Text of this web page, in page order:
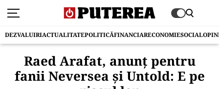
DEZVALUIRIACTUALITATEPOLITICĂFINANCIARECONOMIESOCIAL
Raed Arafat, anunț pentru
fanii Neversea și Untold: E pe